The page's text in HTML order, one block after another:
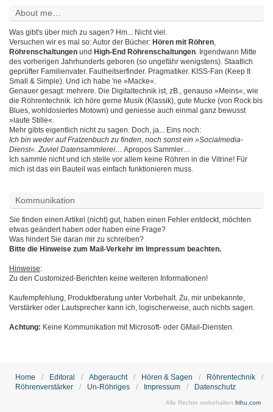
About me…
Was gibt's über mich zu sagen? Hm... Nicht viel.
Versuchen wir es mal so: Autor der Bücher: Hören mit Röhren,
Röhrenschaltungen und High-End Röhrenschaltungen. Irgendwann Mitte
des vorherigen Jahrhunderts geboren (so ungefähr wenigstens). Staatlich
geprüfter Familienvater. Faulheitserfinder. Pragmatiker. KISS-Fan (Keep It
Small & Simple). Und ich habe 'ne »Macke«.
Genauer gesagt: mehrere. Die Digitaltechnik ist, zB., genauso »Meins«, wie
die Röhrentechnik. Ich höre gerne Musik (Klassik), gute Mucke (von Rock bis
Blues, wohldosiertes Motown) und geniesse auch einmal ganz bewusst
»laute Stille«.
Mehr gibts eigentlich nicht zu sagen. Doch, ja... Eins noch:
Ich bin weder auf Fratzenbuch zu finden, noch sonst ein »Socialmedia-
Dienst«. Zuviel Datensammlerei… Apropos Sammler…
Ich sammle nicht und ich stelle vor allem keine Röhren in die Vitrine! Für
mich ist das ein Bauteil was einfach funktionieren muss.
Kommunikation
Sie finden einen Artikel (nicht) gut, haben einen Fehler entdeckt, möchten
etwas geändert haben oder haben eine Frage?
Was hindert Sie daran mir zu schreiben?
Bitte die Hinweise zum Mail-Verkehr im Impressum beachten.
Hinweise:
Zu den Customized-Berichten keine weiteren Informationen!
Kaufempfehlung, Produktberatung unter Vorbehalt. Zu, mir unbekannte,
Verstärker oder Lautsprecher kann ich, logischerweise, auch nichts sagen.
Achtung: Keine Kommunikation mit Microsoft- oder GMail-Diensten.
Home Editoral Abgeraucht Hören & Sagen
Röhrentechnik
Röhrenverstärker
Un-Röhriges Impressum Datenschutz
Alle Rechte vorbehalten. frihu.com